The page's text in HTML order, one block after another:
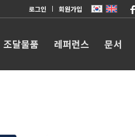
로그인 회원가입
조달물품 레퍼런스 문서